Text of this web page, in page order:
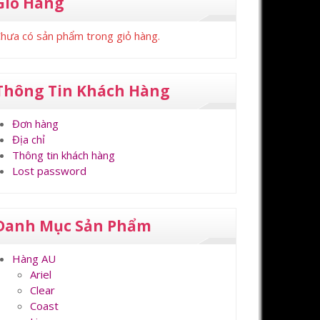
có sản phẩm trong giỏ hàng.
Tin Khách Hàng
Đơn hàng
Địa chỉ
Thông tin khách hàng
Lost password
Mục Sản Phẩm
Hàng AU
Ariel
Clear
Coast